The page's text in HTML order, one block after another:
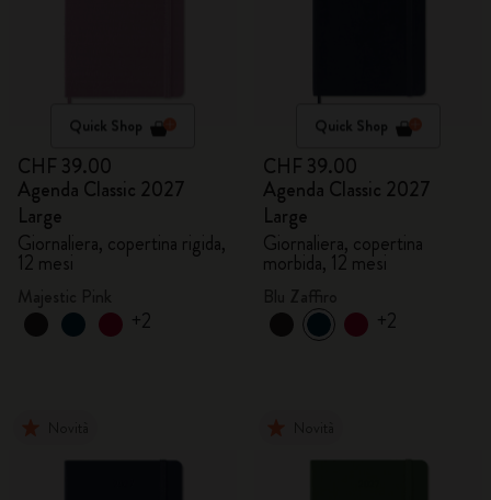
Quick Shop
CHF 39.00
Agenda Classic 2027
Large
Giornaliera, copertina rigida,
12 mesi
+2
Quick Shop
CHF 39.00
Agenda Classic 2027
Large
Giornaliera, copertina
morbida, 12 mesi
+2